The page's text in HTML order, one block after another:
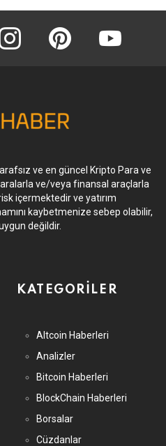
Twitter
KriptoHaber Instagram
pinterest KriptoHaber
ve en güncel Kripto Para ve
ve/veya finansal araçlarla
içermektedir ve yatırım
kaybetmenize sebep olabilir,
değildir.
KATEGORILER
Altcoin Haberleri
Analizler
Bitcoin Haberleri
BlockChain Haberleri
Borsalar
Cüzdanlar